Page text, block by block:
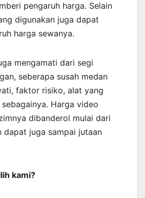
pengaruh harga. Selain
digunakan juga dapat
harga sewanya.
mengamati dari segi
seberapa susah medan
faktor risiko, alat yang
Harga video
dibanderol mulai dari
dapat juga sampai jutaan
kami?